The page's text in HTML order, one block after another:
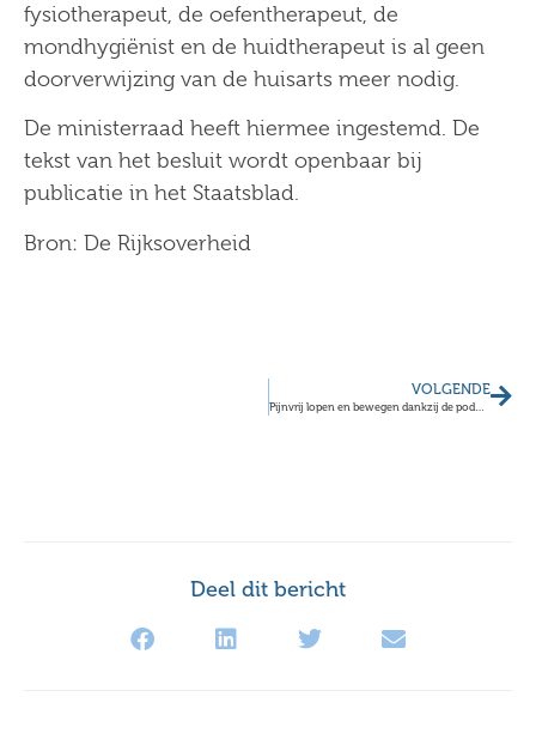
fysiotherapeut, de oefentherapeut, de
mondhygiënist en de huidtherapeut is al geen
doorverwijzing van de huisarts meer nodig.
De ministerraad heeft hiermee ingestemd. De
tekst van het besluit wordt openbaar bij
publicatie in het Staatsblad.
Bron: De Rijksoverheid
VOLGENDE
Pijnvrij lopen en bewegen dankzij de podotherapeut
Deel dit bericht